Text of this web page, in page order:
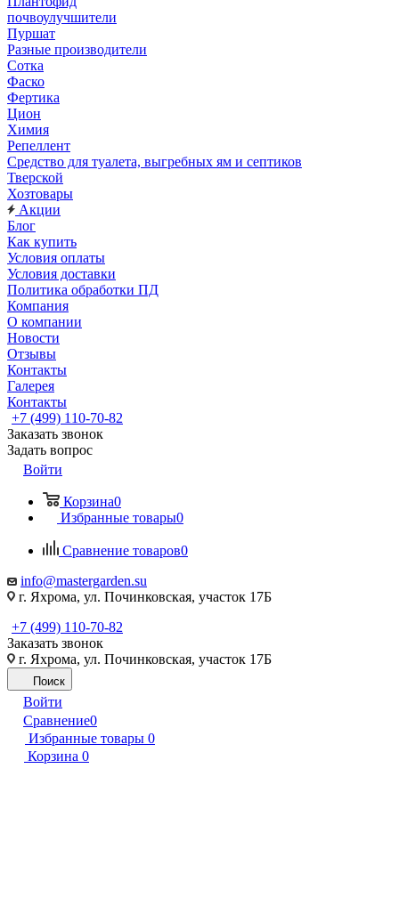
почвоулучшители
Пуршат
Разные производители
Сотка
Фаско
Фертика
Цион
Химия
Репеллент
Средство для туалета, выгребных ям и септиков
Тверской
Хозтовары
Акции
Блог
Как купить
Условия оплаты
Условия доставки
Политика обработки ПД
Компания
О компании
Новости
Отзывы
Контакты
Галерея
Контакты
+7 (499) 110-70-82
Заказать звонок
Задать вопрос
Войти
Корзина0
Избранные товары0
Сравнение товаров0
info@mastergarden.su
г. Яхрома, ул. Починковская, участок 17Б
+7 (499) 110-70-82
Заказать звонок
г. Яхрома, ул. Починковская, участок 17Б
Поиск
Войти
Сравнение0
Избранные товары 0
Корзина 0